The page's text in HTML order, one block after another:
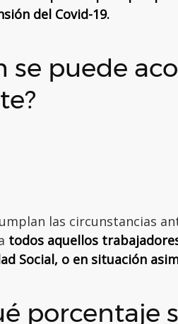
del Covid-19.
se puede
las circunstancias
todos aquellos
Social, o en situación
porcentaje